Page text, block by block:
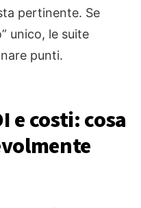
pertinente. Se
unico, le suite
punti.
e costi: cosa